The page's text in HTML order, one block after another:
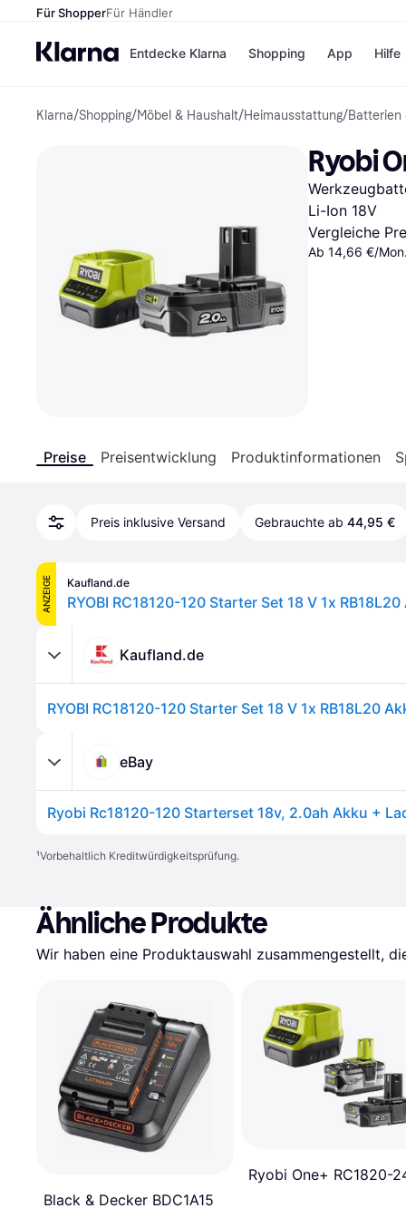
Für ShopperFür Händler
Entdecke Klarna
Zahlungsmethoden
Sofort bezahlen
Bezahle in 3
Teilzahlungen
Bezahle in bis zu 30
Tagen
Ratenzahlung
Shopping
Shops
eBay
Temu
SHEIN
App Hilfe
Klarna/Shopping/Möbel & Haushalt/Heimausstattung/Batterien
Ryobi
Li-Ion 18V
Vergleiche
Ab 14,66 €/
Preise Preisentwicklung Produktinformationen
Preis inklusive Versand Gebrauchte ab 44,95 €
ANZEIGE Kaufland.de
Kaufland.de
eBay
¹Vorbehaltlich Kreditwürdigkeitsprüfung.
Ähnliche Produkte
Wir haben eine Produktauswahl zusammengestellt,
Black & Decker BDC1A15
Ryobi One+ RC1820-